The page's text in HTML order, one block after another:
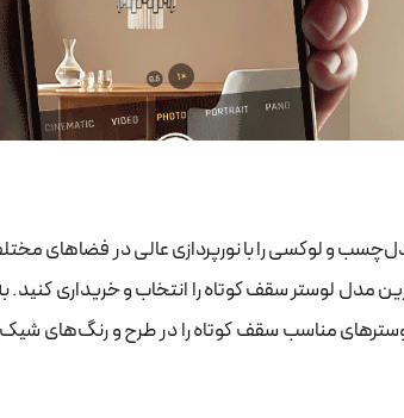
و لوکسی را با نورپردازی عالی در فضاهای
مدل لوستر سقف کوتاه را انتخاب و خریداری
مناسب سقف کوتاه را در طرح و رنگ‌های